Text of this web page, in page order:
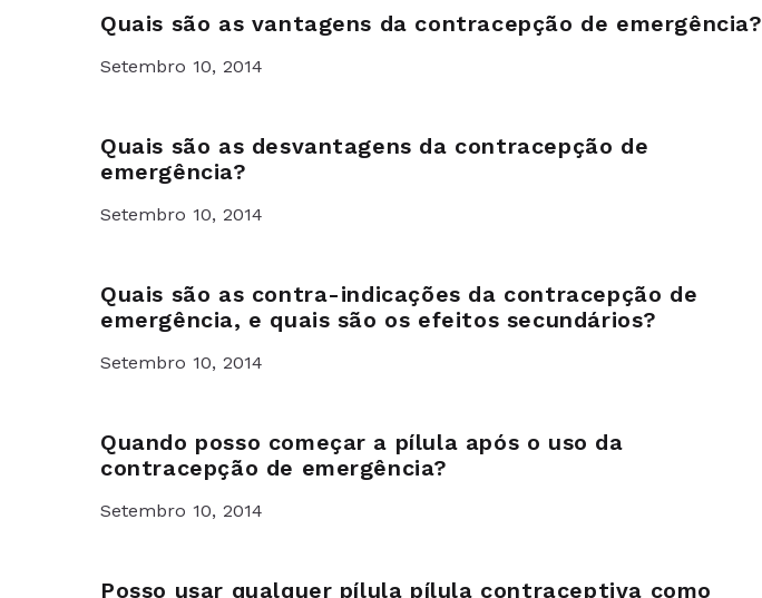
Quais são as vantagens da contracepção de emergência?
Setembro 10, 2014
Quais são as desvantagens da contracepção de
emergência?
Setembro 10, 2014
Quais são as contra-indicações da contracepção de
emergência, e quais são os efeitos secundários?
Setembro 10, 2014
Quando posso começar a pílula após o uso da
contracepção de emergência?
Setembro 10, 2014
Posso usar qualquer pílula pílula contraceptiva como